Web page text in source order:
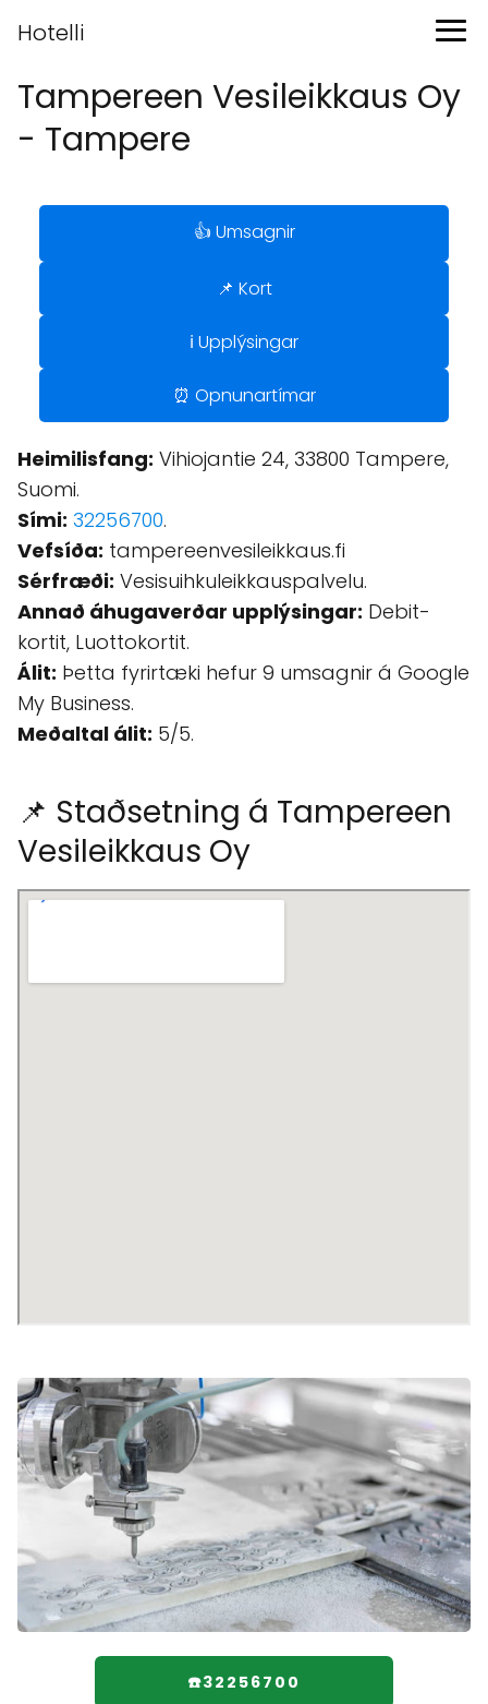
Hotelli
Tampereen Vesileikkaus Oy
- Tampere
👍 Umsagnir
📌 Kort
ℹ️ Upplýsingar
⏰ Opnunartímar
Heimilisfang: Vihiojantie 24, 33800 Tampere,
Suomi.
Sími: 32256700.
Vefsíða: tampereenvesileikkaus.fi
Sérfræði: Vesisuihkuleikkauspalvelu.
Annað áhugaverðar upplýsingar: Debit-
kortit, Luottokortit.
Álit: Þetta fyrirtæki hefur 9 umsagnir á Google
My Business.
Meðaltal álit: 5/5.
📌 Staðsetning á Tampereen
Vesileikkaus Oy
☎️32256700